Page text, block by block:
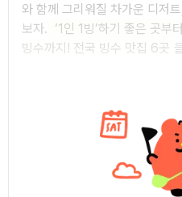
와 함께 그리워질 차가운 디저
보자. ‘1인 1빙’하기 좋은 곳부
빙수까지! 전국 빙수 맛집 6곳